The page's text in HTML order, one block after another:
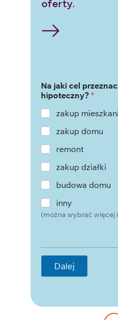
oferty.
Na jaki cel
hipoteczny? *
zakup
zakup domu
remont
zakup działki
budowa domu
inny
(można wybrać więcej
Dalej